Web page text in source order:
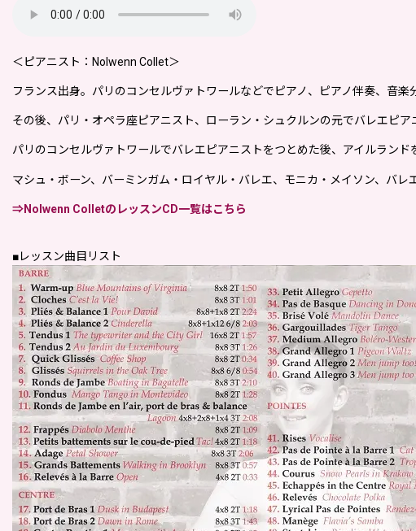
＜ピアニスト：Nolwenn Collet＞
フランス出身。パリのコンセルヴァトワールなどでピアノ、ピアノ伴奏、音楽
その後、パリ・オペラ座ピアニスト、ローラン・シュクルンの元でバレエピア
パリのコンセルヴァトワールでバレエピアニストをつとめた後、アイルランド
マシュ・ボーン、バーミンガム・ロイヤル・バレエ、モニカ・メイソン、バレ
⇒Nolwenn ColletのレッスンCD一覧はこちら
■レッスン曲目リスト